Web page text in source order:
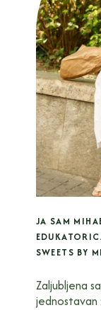
JA SAM
SWEETS BY
Zaljubljena
jednostavan